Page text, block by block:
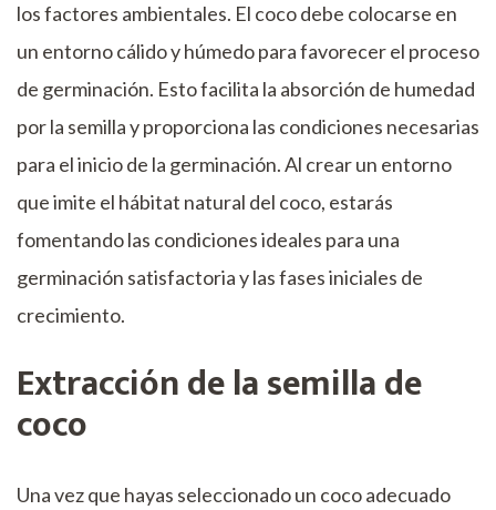
los factores ambientales. El coco debe colocarse en
un entorno cálido y húmedo para favorecer el proceso
de germinación. Esto facilita la absorción de humedad
por la semilla y proporciona las condiciones necesarias
para el inicio de la germinación. Al crear un entorno
que imite el hábitat natural del coco, estarás
fomentando las condiciones ideales para una
germinación satisfactoria y las fases iniciales de
crecimiento.
Extracción de la semilla de
coco
Una vez que hayas seleccionado un coco adecuado